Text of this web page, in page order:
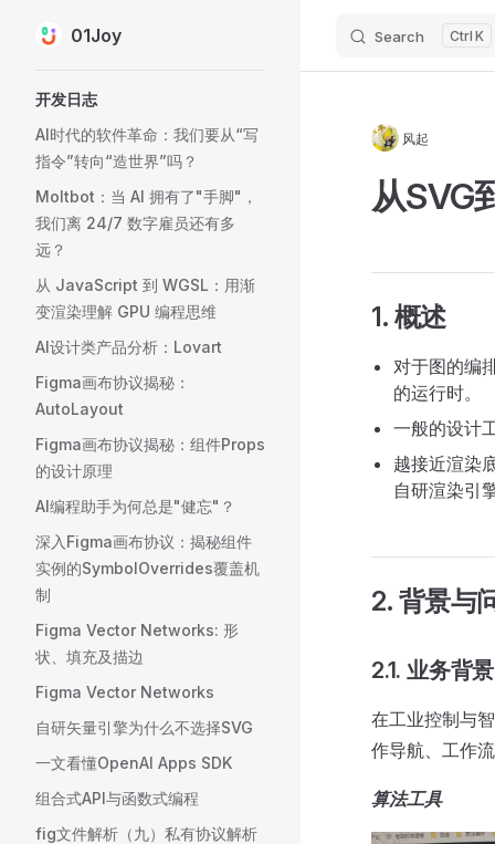
Skip to content
01Joy Search K
开发日志
AI时代的软件革命：我们要从“写
指令”转向“造世界”吗？
Moltbot：当 AI 拥有了"手脚"，
我们离 24/7 数字雇员还有多
远？
从 JavaScript 到 WGSL：用渐
变渲染理解 GPU 编程思维
AI设计类产品分析：Lovart
Figma画布协议揭秘：
AutoLayout
Figma画布协议揭秘：组件Props
的设计原理
AI编程助手为何总是"健忘"？
深入Figma画布协议：揭秘组件
实例的SymbolOverrides覆盖机
制
Figma Vector Networks: 形
状、填充及描边
Figma Vector Networks
自研矢量引擎为什么不选择SVG
一文看懂OpenAI Apps SDK
组合式API与函数式编程
fig文件解析（九）私有协议解析
风起
从SVG
1. 概述
对于图的编
的运行时。
一般的设计
越接近渲染
自研渲染引
2. 背景与
2.1. 业务背景
在工业控制与
作导航、工作
算法工具